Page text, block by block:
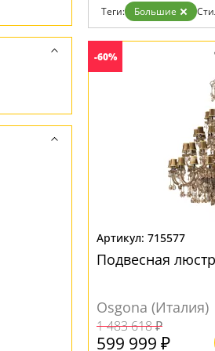
Теги: Большие
-60%
715577
Подвесная
Osgona (Италия)
1 483 618 ₽
599 999 ₽